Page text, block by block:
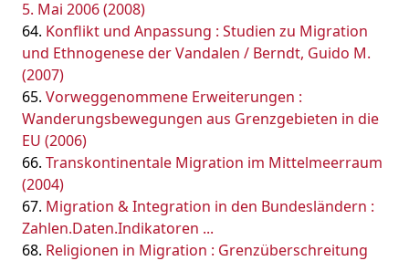
5. Mai 2006 (2008)
Konflikt und Anpassung : Studien zu Migration
und Ethnogenese der Vandalen / Berndt, Guido M.
(2007)
Vorweggenommene Erweiterungen :
Wanderungsbewegungen aus Grenzgebieten in die
EU (2006)
Transkontinentale Migration im Mittelmeerraum
(2004)
Migration & Integration in den Bundesländern :
Zahlen.Daten.Indikatoren ...
Religionen in Migration : Grenzüberschreitung